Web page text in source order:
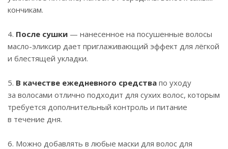
кончикам.
4. После сушки — нанесенное на посушенные волосы
масло-эликсир дает приглаживающий эффект для лёгкой
и блестящей укладки.
5. В качестве ежедневного средства по уходу
за волосами отлично подходит для сухих волос, которым
требуется дополнительный контроль и питание
в течение дня.
6. Можно добавлять в любые маски для волос для